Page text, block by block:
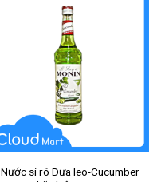
Nước si rô Dưa leo-Cucumber